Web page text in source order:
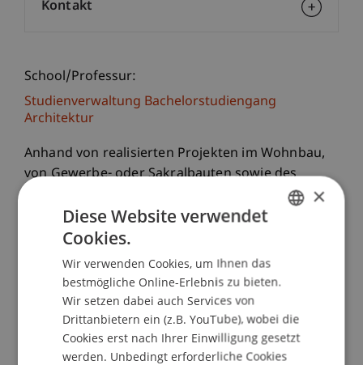
School/Professur:
Studienverwaltung Bachelorstudiengang
Architektur
Anhand von realisierten Projekten im Wohnbau,
von Gewerbe- oder Sakralbauten sowie des
öffentlichen Raumes, erhalten die Teilnehmer
Einblick über die verschiedenen Techniken des
Lehmbaus und dessen Gestaltungs- und
Einsatzmöglichkeiten.
Referent
Martin Rauch, Lehm Ton Erde, Schlins
Keramiker, Ofenbauer und Bildhauer. Durch die
Erfahrung in Afrika als Entwicklungshelfer mit der
Kontakt
×
Diese Website verwendet
Cookies.
Wir verwenden Cookies, um Ihnen das
bestmögliche Online-Erlebnis zu bieten.
Wir setzen dabei auch Services von
Drittanbietern ein (z.B. YouTube), wobei die
Cookies erst nach Ihrer Einwilligung gesetzt
werden. Unbedingt erforderliche Cookies